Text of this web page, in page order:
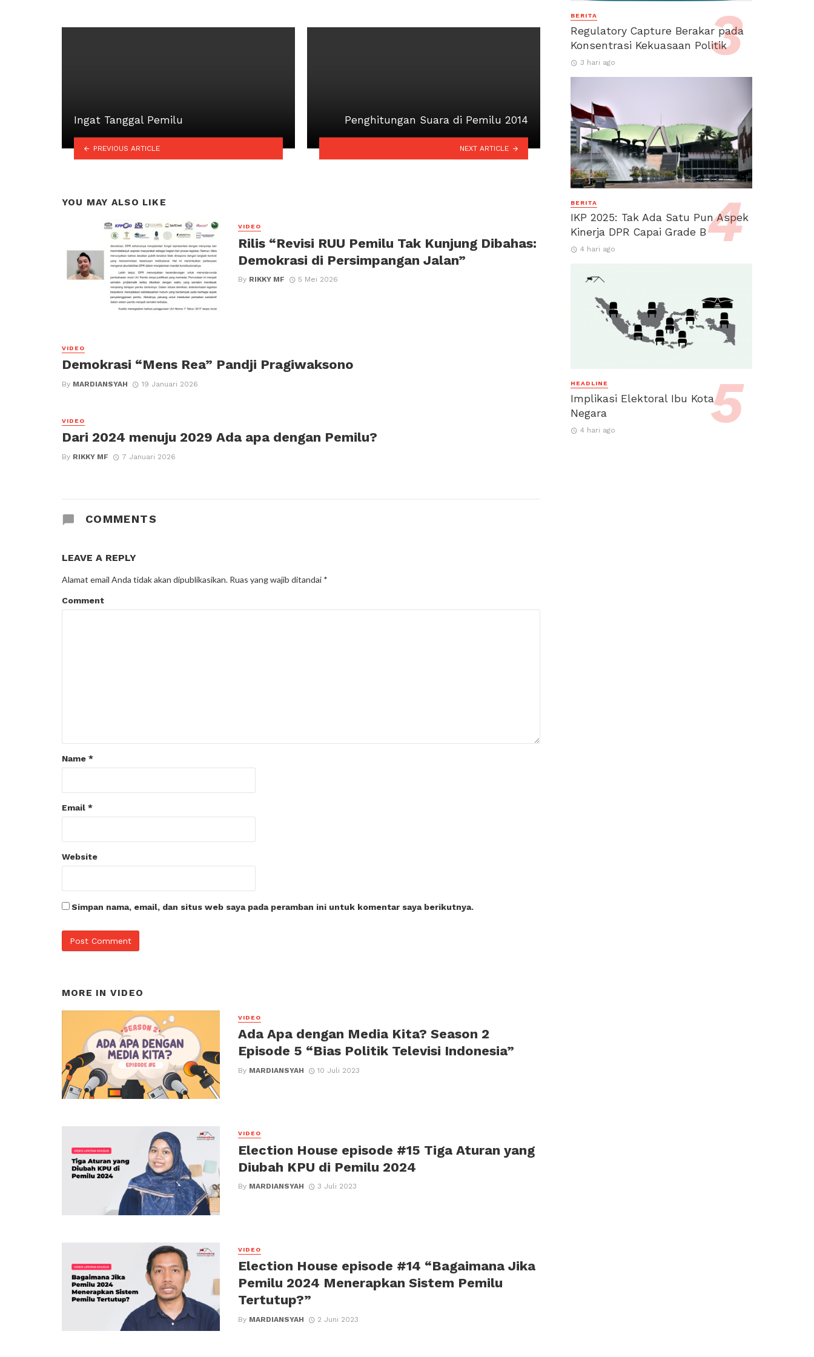
Ingat Tanggal Pemilu
PREVIOUS ARTICLE
Penghitungan Suara di Pemilu 2014
NEXT ARTICLE
YOU MAY ALSO LIKE
VIDEO
Rilis “Revisi RUU Pemilu Tak Kunjung Dibahas:
Demokrasi di Persimpangan Jalan”
By RIKKY MF 5 Mei 2026
VIDEO
Demokrasi “Mens Rea” Pandji Pragiwaksono
By MARDIANSYAH 19 Januari 2026
VIDEO
Dari 2024 menuju 2029 Ada apa dengan Pemilu?
By RIKKY MF 7 Januari 2026
COMMENTS
LEAVE A REPLY
Alamat email Anda tidak akan dipublikasikan. Ruas yang wajib ditandai *
Comment
Name *
Email *
Website
Simpan nama, email, dan situs web saya pada peramban ini untuk komentar saya berikutnya.
MORE IN VIDEO
VIDEO
Ada Apa dengan Media Kita? Season 2
Episode 5 “Bias Politik Televisi Indonesia”
By MARDIANSYAH 10 Juli 2023
VIDEO
Election House episode #15 Tiga Aturan yang
Diubah KPU di Pemilu 2024
By MARDIANSYAH 3 Juli 2023
VIDEO
Election House episode #14 “Bagaimana Jika
Pemilu 2024 Menerapkan Sistem Pemilu
Tertutup?”
By MARDIANSYAH 2 Juni 2023
BERITA
Regulatory Capture Berakar pada
Konsentrasi Kekuasaan Politik
3 hari ago
BERITA
IKP 2025: Tak Ada Satu Pun Aspek
Kinerja DPR Capai Grade B
4 hari ago
HEADLINE
Implikasi Elektoral Ibu Kota
Negara
4 hari ago